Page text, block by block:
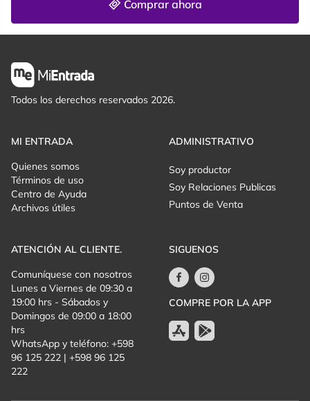
Cada concierto invita a una escucha atenta y renovada, donde la
potencia de la voz y la riqueza instrumental configuran un
vez al universo de la música clásica y la lírica.
Una temporada que no solo presenta obras: construye
experiencia estética y sentido a través de la música.
Comprar ahora
Todos los derechos reservados 2026.
MI ENTRADA
Quienes somos
Términos de uso
Centro de Ayuda
Archivos útiles
ADMINISTRATIVO
Soy productor
Soy Relaciones Publicas
Puntos de Venta
ATENCIÓN AL CLIENTE.
Comuníquese con nosotros
Lunes a Viernes de 09:30 a
19:00 hrs - Sábados y
Domingos de 09:00 a 18:00
hrs
WhatsApp y teléfono: +598
96 125 222 | +598 96 125
222
SIGUENOS
COMPRE POR LA APP